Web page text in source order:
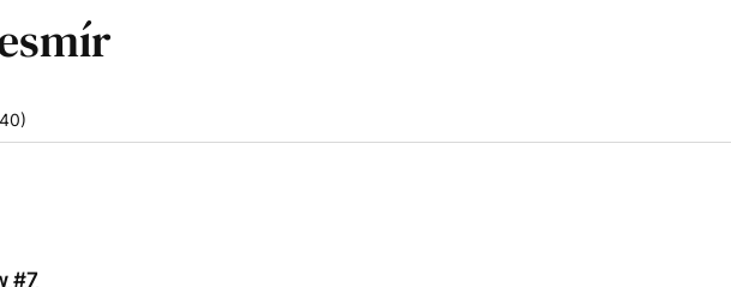
#7